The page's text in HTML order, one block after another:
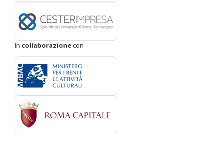
In collaborazionecon